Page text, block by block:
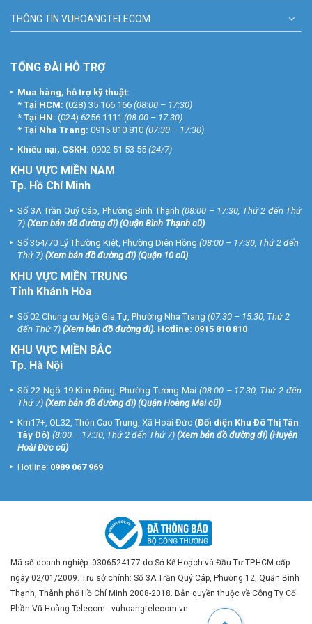
VUHOANGTELECOM chi nhánh 1
Số 3A Trần Quý Cáp, P.12, Q. Bình Thạnh, Tp.Hồ Chí Minh
VUHOANGTELECOM chi nhánh 2
Số 49 Lãnh Binh Thăng, Phường 12, Quận 11, Tp.Hồ Chí Minh
Điện thoại: (028) 39 625 555
VUHOANGTELECOM chi nhánh 3
Số 23 Ngõ 113 Phố Vĩnh Hồ, Quận Đống Đa, Thành phố Hà Nội
VUHOANGTELECOM chi nhánh 4
Điện thoại: (024) 3273 6666
Tổng đài Chăm Sóc Khách Hàng Miễn Phí:1900 9259(Giờ hành
chính)
https://vuhoangtelecom.vn/
Page Lắp Đặt Camera Quan Sát:
https://www.facebook.com/lapdatcameragiamsatvhs
THÔNG TIN VUHOANGTELECOM
TỔNG ĐÀI HỖ TRỢ
Mua hàng, hỗ trợ kỹ thuật:
* Tại HCM: (028) 35 166 166 (08:00 – 17:30)
* Tại HN: (024) 6256 1111 (08:00 – 17:30)
* Tại Nha Trang: 0915 810 810 (07:30 – 17:30)
Khiếu nại, CSKH: 0902 51 53 55 (24/7)
KHU VỰC MIỀN NAM
Tp. Hồ Chí Minh
Số 3A Trần Quý Cáp, Phường Bình Thạnh (08:00 – 17:30, Thứ 2 đến Thứ
7) (Xem bản đồ đường đi) (Quận Bình Thạnh cũ)
Số 354/70 Lý Thường Kiệt, Phường Diên Hồng (08:00 – 17:30, Thứ 2 đến
Thứ 7) (Xem bản đồ đường đi) (Quận 10 cũ)
KHU VỰC MIỀN TRUNG
Tỉnh Khánh Hòa
Số 02 Chung cư Ngô Gia Tự, Phường Nha Trang (07:30 – 15:30, Thứ 2
đến Thứ 7) (Xem bản đồ đường đi). Hotline: 0915 810 810
KHU VỰC MIỀN BẮC
Tp. Hà Nội
Số 22 Ngõ 19 Kim Đồng, Phường Tương Mai (08:00 – 17:30, Thứ 2 đến
Thứ 7) (Xem bản đồ đường đi) (Quận Hoàng Mai cũ)
Km17+, QL32, Thôn Cao Trung, Xã Hoài Đức (Đối diện Khu Đô Thị Tân
Tây Đô) (8:00 – 17:30, Thứ 2 đến Thứ 7) (Xem bản đồ đường đi) (Huyện
Hoài Đức cũ)
Hotline: 0989 067 969
Mã số doanh nghiệp: 0306524177 do Sở Kế Hoạch và Đầu Tư TP.HCM cấp
ngày 02/01/2009. Trụ sở chính: Số 3A Trần Quý Cáp, Phường 12, Quận Bình
Thạnh, Thành phố Hồ Chí Minh 2008-2018. Bản quyền thuộc về Công Ty Cổ
Phần Vũ Hoàng Telecom - vuhoangtelecom.vn